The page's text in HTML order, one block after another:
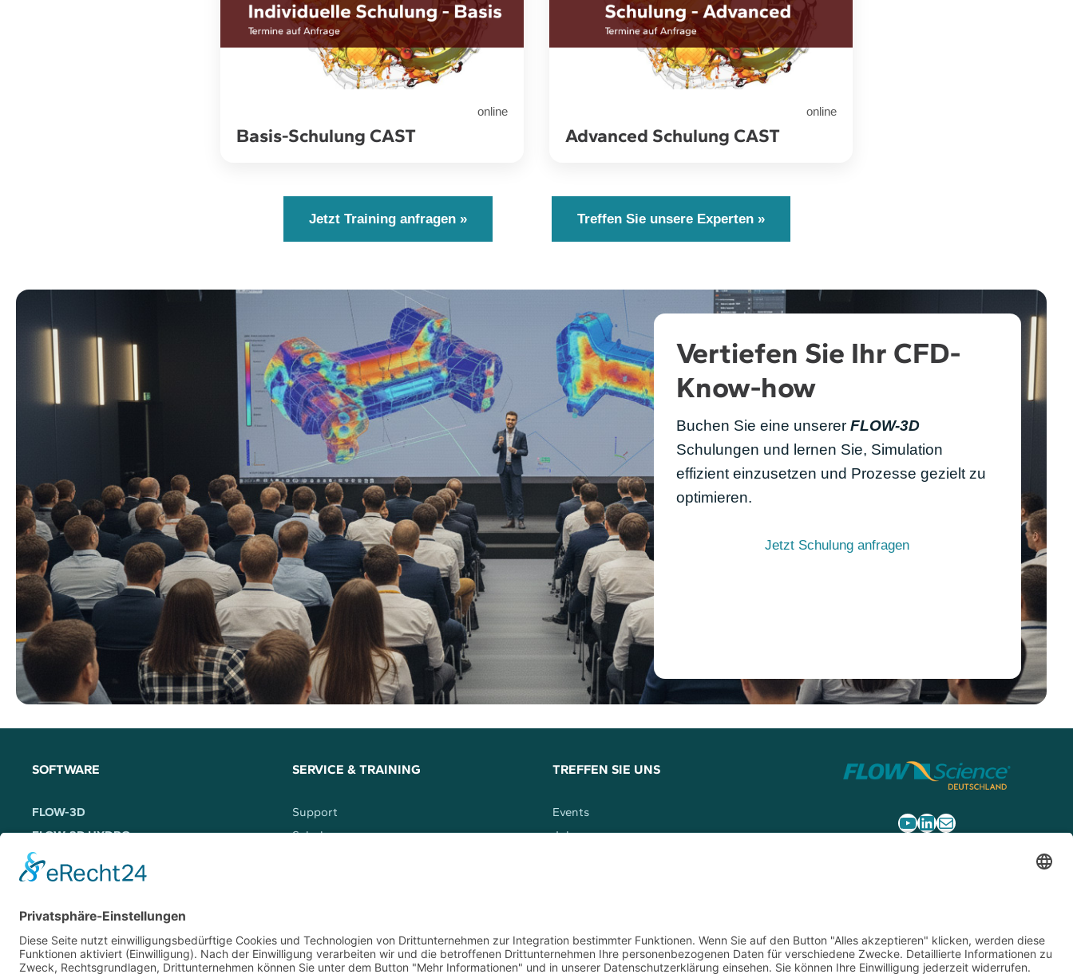
online
Basis-Schulung CAST
online
Advanced Schulung CAST
Jetzt Training anfragen » Treffen Sie unsere Experten »
Vertiefen Sie Ihr CFD-
Know-how
Buchen Sie eine unserer FLOW-3D
Schulungen und lernen Sie, Simulation
effizient einzusetzen und Prozesse gezielt zu
optimieren.
Jetzt Schulung anfragen
SOFTWARE
FLOW-3D
FLOW-3D HYDRO
FLOW-3D CAST
FLOW-3D AM
SERVICE & TRAINING
Support
Schulungen
TREFFEN SIE UNS
Events
Jobs
YouTube
LinkedIn
E-Mail